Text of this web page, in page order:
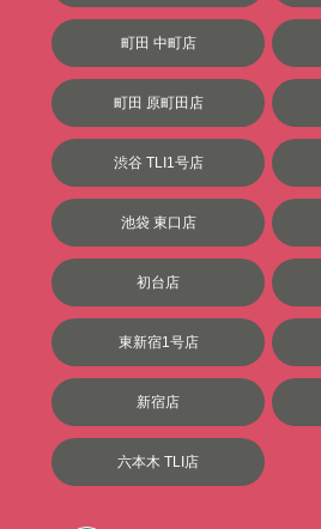
町田 中町店
町田 原町田店
渋谷 TLI1号店
池袋 東口店
初台店
東新宿1号店
新宿店
六本木 TLI店